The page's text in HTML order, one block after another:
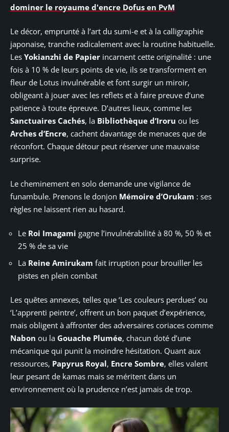
dominer le royaume d'encre Dofus en PvM
Le décor, emprunté à l’art du sumi-e et à la calligraphie
japonaise, tranche radicalement avec la routine habituelle.
Les Yokianzhi de Papier incarnent cette originalité : une
fois à 10 % de leurs points de vie, ils se transforment en
fleur de Lotus invulnérable et font surgir un miroir,
obligeant à jouer avec les reflets et à faire preuve d’une
patience à toute épreuve. D’autres lieux, comme les
Sanctuaires Cachés, la Bibliothèque d’Iroru ou les
Arches d’Encre, cachent davantage de menaces que de
réconfort. Chaque détour peut réserver une mauvaise
surprise.
Le cheminement en solo demande une vigilance de
funambule. Prenons le donjon Mémoire d’Orukam : ses
règles ne laissent rien au hasard.
Le Roi Imagami gagne l’invulnérabilité à 80 %, 50 % et
25 % de sa vie
La Reine Amirukam fait irruption pour brouiller les
pistes en plein combat
Les quêtes annexes, telles que ‘Les couleurs perdues’ ou
‘L’apprenti peintre’, offrent un bon paquet d’expérience,
mais obligent à affronter des adversaires coriaces comme
Nabon ou la Gouache Plumée, chacun doté d’une
mécanique qui punit la moindre hésitation. Quant aux
ressources, Papyrus Royal, Encre Sombre, elles valent
leur pesant de kamas mais se méritent dans un
environnement où la prudence n’est jamais de trop.